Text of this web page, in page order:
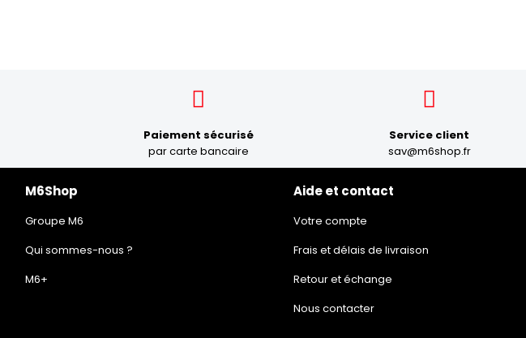
Paiement sécurisé
par carte bancaire
Service client
sav@m6shop.fr
M6Shop
Groupe M6
Qui sommes-nous ?
M6+
Aide et contact
Votre compte
Frais et délais de livraison
Retour et échange
Nous contacter